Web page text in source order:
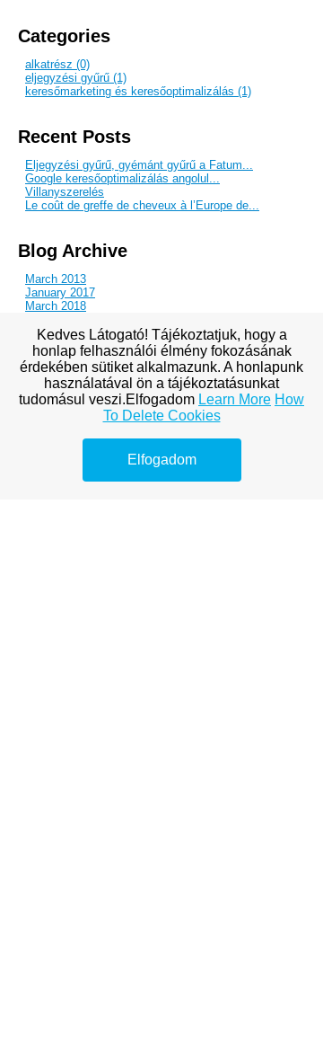
Categories
alkatrész (0)
eljegyzési gyűrű (1)
keresőmarketing és keresőoptimalizálás (1)
Recent Posts
Eljegyzési gyűrű, gyémánt gyűrű a Fatum...
Google keresőoptimalizálás angolul...
Villanyszerelés
Le coût de greffe de cheveux à l’Europe de...
Blog Archive
March 2013
January 2017
March 2018
Subscribe to this blog
View full site
Kedves Látogató! Tájékoztatjuk, hogy a
honlap felhasználói élmény fokozásának
érdekében sütiket alkalmazunk. A honlapunk
használatával ön a tájékoztatásunkat
tudomásul veszi.Elfogadom Learn More How
To Delete Cookies
Elfogadom